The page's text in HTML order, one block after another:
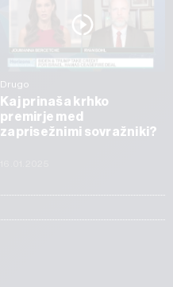
Drugo
Kaj prinaša krhko
premirje med
zaprisežnimi sovražniki?